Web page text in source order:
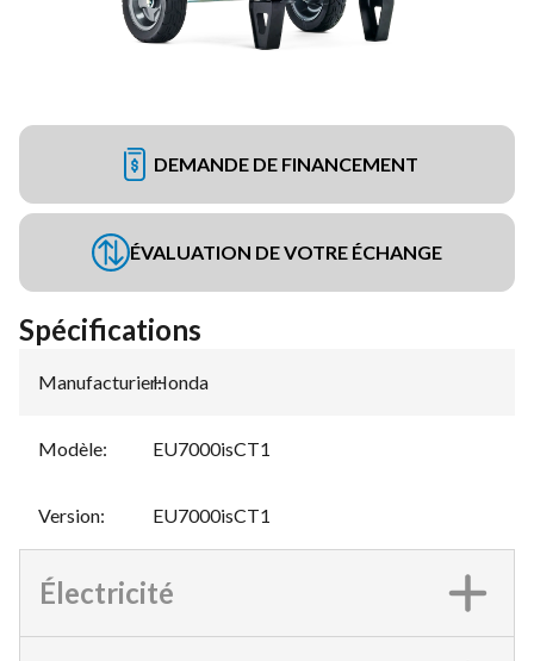
DEMANDE DE FINANCEMENT
ÉVALUATION DE VOTRE ÉCHANGE
Spécifications
Manufacturier:
Honda
Modèle: EU7000isCT1
Version: EU7000isCT1
Électricité